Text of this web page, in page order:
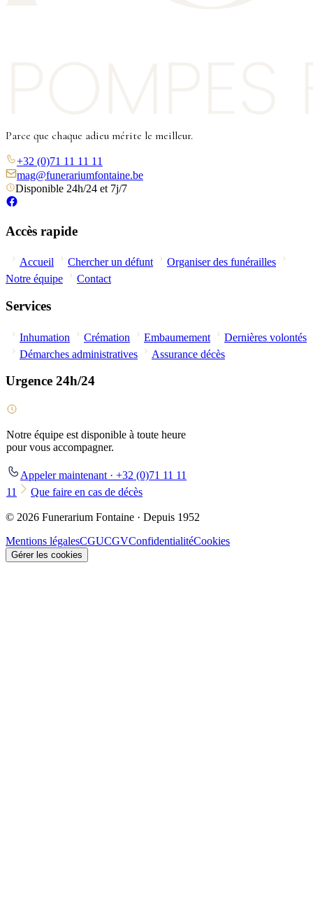
Parce que chaque adieu mérite le meilleur.
+32 (0)71 11 11 11
mag@funerariumfontaine.be
Disponible 24h/24 et 7j/7
Accès rapide
Accueil Chercher un défunt
Organiser des funérailles
Notre équipe
Contact
Services
Inhumation Crémation Embaumement
Dernières volontés
Démarches administratives
Assurance décès
Urgence 24h/24
Notre équipe est disponible à toute heure
pour vous accompagner.
Appeler maintenant · +32 (0)71 11 11
11
Que faire en cas de décès
© 2026 Funerarium Fontaine · Depuis 1952
Mentions légalesCGUCGVConfidentialitéCookies
Gérer les cookies